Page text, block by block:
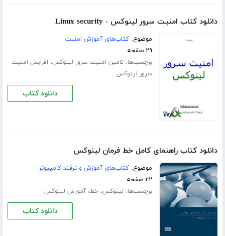
دانلود کتاب امنیت سرور لینوکس - Linux security
موضوع:کتاب‌های آموزش امنیت
۲۹ صفحه
برچسب‌ها: تامین امنیت سرور لینوکس، افزایش امنیت
سرور لینوکس
دانلود کتاب
دانلود کتاب راهنمای کامل خط فرمان لینوکس
موضوع:کتاب‌های آموزش و ترفند کامپیوتر
۲۲ صفحه
برچسب‌ها: لینوکس، خط،آموزش لینوکس
دانلود کتاب